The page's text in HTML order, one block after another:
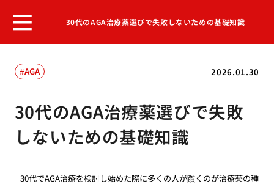
30代のAGA治療薬選びで失敗しないための基礎知識
2026.01.30
AGA
30代のAGA治療薬選びで失敗
しないための基礎知識
30代でAGA治療を検討し始めた際に多くの人が躓くのが治療薬の種